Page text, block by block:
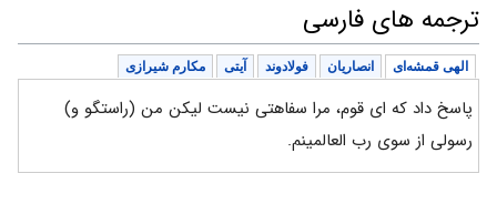
ترجمه های فارسی
الهی قمشه‌ای انصاریان فولادوند آیتی مکارم شیرازی
پاسخ داد که ای قوم، مرا سفاهتی نیست لیکن من (راستگو و)
رسولی از سوی رب العالمینم.